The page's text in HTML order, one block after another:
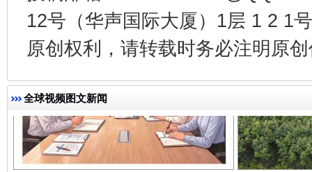
12号（华声国际大厦）1层 1 2 1
原创权利，请转载时务必注明原
全球视频图文新闻
揭开“小金库”的免责幌子